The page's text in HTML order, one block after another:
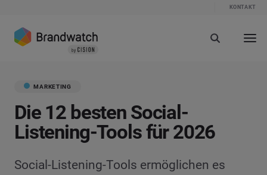
KONTAKT
MARKETING
Die 12 besten Social-
Listening-Tools für 2026
Social-Listening-Tools ermöglichen es